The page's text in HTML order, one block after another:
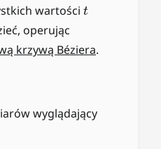
wartości t
t
operując
krzywą Béziera.
wyglądający